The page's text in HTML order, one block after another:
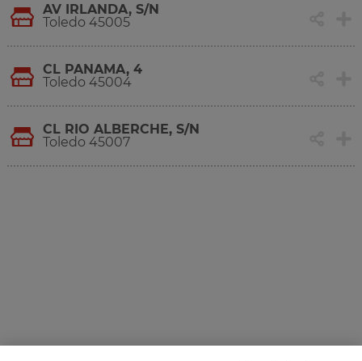
AV IRLANDA, S/N
Toledo 45005
CL PANAMA, 4
Toledo 45004
CL RIO ALBERCHE, S/N
Toledo 45007